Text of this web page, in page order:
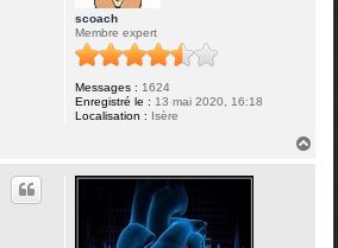
scoach
Membre expert
Messages : 1624
Enregistré le : 13 mai 2020, 16:18
Localisation : Isère